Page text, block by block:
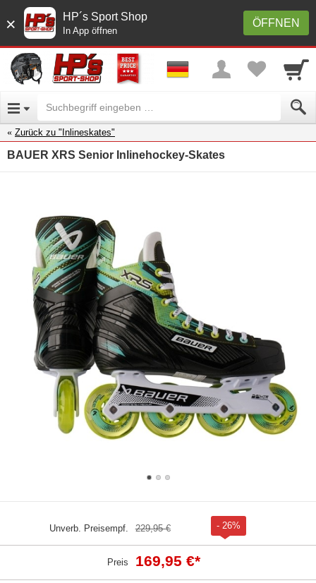
× ÖFFNEN
HP´s Sport Shop
In App öffnen
Zurück zu "Inlineskates"
BAUER XRS Senior Inlinehockey-Skates
Unverb. Preisempf. 229,95 € - 26%
Preis 169,95 €*